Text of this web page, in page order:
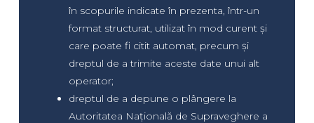
în scopurile indicate în prezenta, într-un
format structurat, utilizat în mod curent și
care poate fi citit automat, precum și
dreptul de a trimite aceste date unui alt
operator;
dreptul de a depune o plângere la
Autoritatea Națională de Supraveghere a